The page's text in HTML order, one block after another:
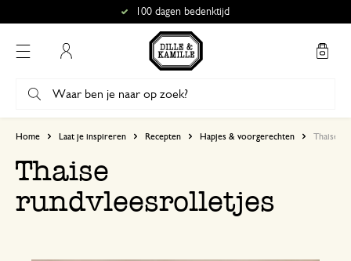
100 dagen bedenktijd
Home Laat je inspireren Recepten Hapjes & voorgerechten Thaise
Thaise
rundvleesrolletjes